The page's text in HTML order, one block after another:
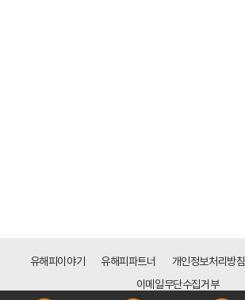
유해피이야기 유해피파트너 개인정보처리방침
이메일무단수집거부